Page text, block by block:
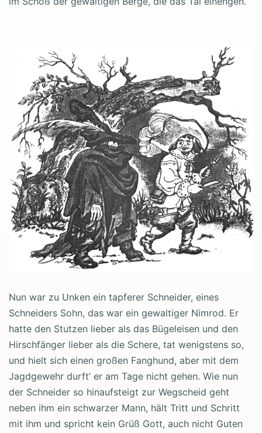
Nun war zu Unken ein tapferer Schneider, eines
Schneiders Sohn, das war ein gewaltiger Nimrod. Er
hatte den Stutzen lieber als das Bügeleisen und den
Hirschfänger lieber als die Schere, tat wenigstens so,
und hielt sich einen großen Fanghund, aber mit dem
Jagdgewehr durft’ er am Tage nicht gehen. Wie nun
der Schneider so hinaufsteigt zur Wegscheid geht
neben ihm ein schwarzer Mann, hält Tritt und Schritt
mit ihm und spricht kein Grüß Gott, auch nicht Guten